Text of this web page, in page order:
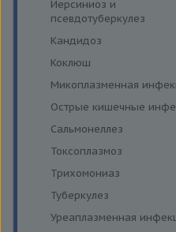
Иерсиниоз и
псевдотуберкулез
Кандидоз
Коклюш
Микоплазменная
Острые кишечные
Сальмонеллез
Токсоплазмоз
Трихомониаз
Туберкулез
Уреаплазменная